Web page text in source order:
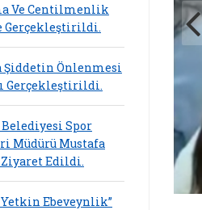
Ve Centilmenlik
Gerçekleştirildi.
Şiddetin Önlenmesi
Gerçekleştirildi.
Spor
Müdürü Mustafa
Edildi.
Ebeveynlik”